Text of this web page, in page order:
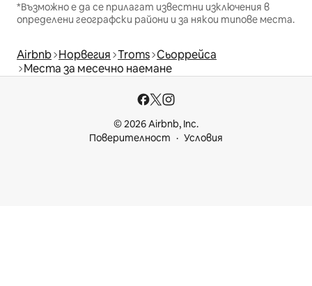
*Възможно е да се прилагат известни изключения в
определени географски райони и за някои типове места.
Airbnb Норвегия Troms Сьоррейса
Места за месечно наемане
© 2026 Airbnb, Inc.
Поверителност
Условия